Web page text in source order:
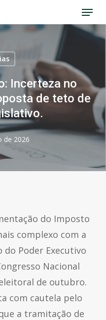
Menu
Incerteza no
de teto de
de 2026
do Imposto
complexo com a
do Poder Executivo
Nacional
de outubro.
com cautela pelo
a tramitação de
Close